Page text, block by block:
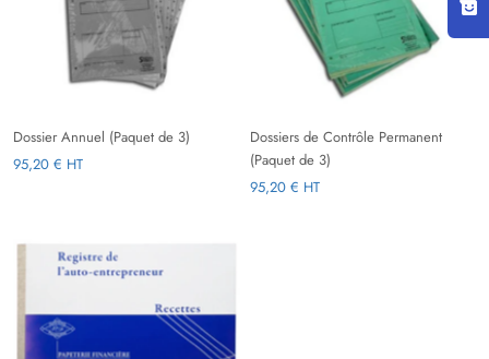
Dossier Annuel (Paquet de 3)
95,20 € HT
Dossiers de Contrôle Permanent
(Paquet de 3)
95,20 € HT